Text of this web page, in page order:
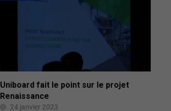
Uniboard fait le point sur le projet
Renaissance
24 janvier 2023